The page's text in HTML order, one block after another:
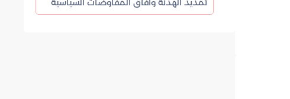
تمديد الهدنة وآفاق المفاوضات السياسية